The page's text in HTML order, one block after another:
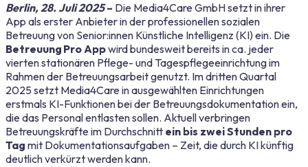
Berlin, 28. Juli 2025– Die Media4Care GmbH setzt in ihrer
App als erster Anbieter in der professionellen sozialen
Betreuung von Senior:innen Künstliche Intelligenz (KI) ein. Die
Betreuung Pro Appwird bundesweit bereits in ca. jeder
vierten stationären Pflege- und Tagespflegeeinrichtung im
Rahmen der Betreuungsarbeit genutzt. Im dritten Quartal
2025 setzt Media4Care in ausgewählten Einrichtungen
erstmals KI-Funktionen bei der Betreuungsdokumentation ein,
die das Personal entlasten sollen. Aktuell verbringen
Betreuungskräfte im Durchschnitt ein bis zwei Stunden pro
Tag mit Dokumentationsaufgaben – Zeit, die durch KI künftig
deutlich verkürzt werden kann.